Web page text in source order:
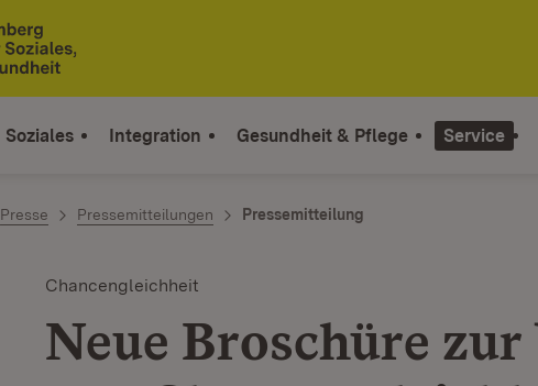
Soziales Integration Gesundheit & Pflege Service
Presse Pressemitteilungen Pressemitteilung
Chancengleichheit
Neue Broschüre